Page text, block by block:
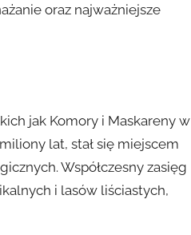
oraz najważniejsze
jak Komory i Maskareny w
lat, stał się miejscem
Współczesny zasięg
i lasów liściastych,